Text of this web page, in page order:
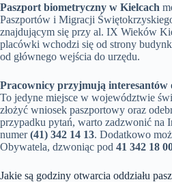
Paszport biometryczny w Kielcach
Paszportów i Migracji
znajdującym się przy al. IX Wieków
placówki wchodzi się od strony
od głównego wejścia do urzędu.
Pracownicy przyjmują interesantów
To jedyne miejsce w województwie
złożyć wniosek paszportowy oraz
przypadku pytań, warto zadzwonić na
numer(41) 342 14 13. Dodatkowo
Obywatela, dzwoniąc pod 41 342 18
Jakie są godziny otwarcia oddziału